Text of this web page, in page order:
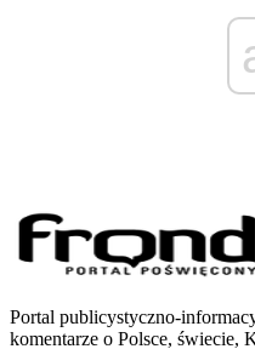
Portal publicystyczno-
komentarze o Polsce, świecie,